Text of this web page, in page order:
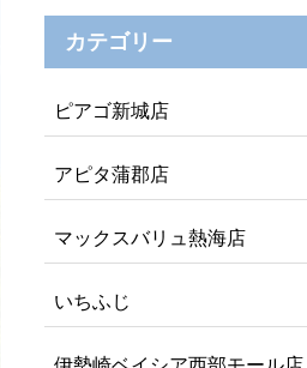
カテゴリー
ピアゴ新城店
アピタ蒲郡店
マックスバリュ熱海店
いちふじ